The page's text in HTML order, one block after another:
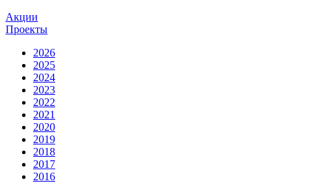
Акции
Проекты
2026
2025
2024
2023
2022
2021
2020
2019
2018
2017
2016